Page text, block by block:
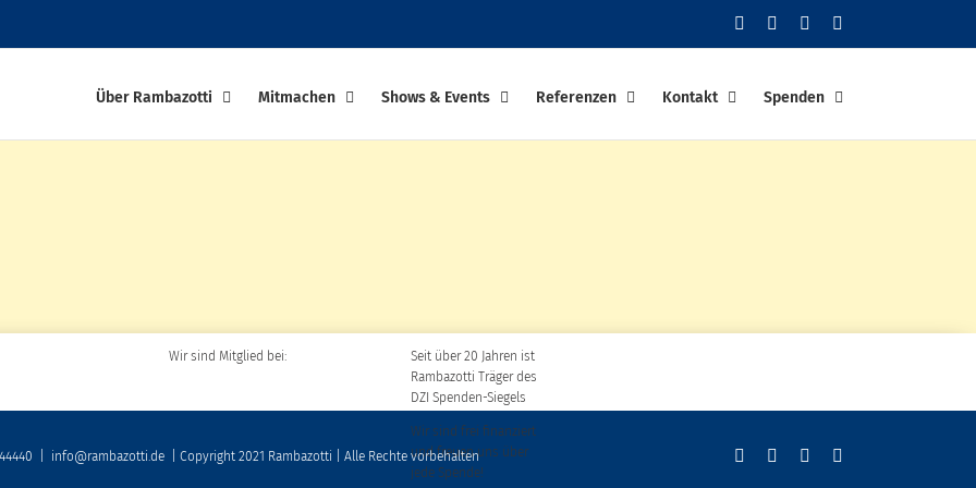
FacebookYouTubeInstagram
Über Rambazotti Mitmachen Shows & Events Referenzen Kontakt Spenden
Wir sind Mitglied bei:
Seit über 20 Jahren ist
Rambazotti Träger des
DZI Spenden-Siegels
Wir sind frei finanziert
und freuen uns über
jede Spende!
info@rambazotti.de | Copyright 2021 Rambazotti | Alle Rechte vorbehalten